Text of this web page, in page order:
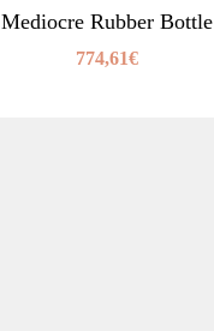
Mediocre Rubber Bottle
774,61€